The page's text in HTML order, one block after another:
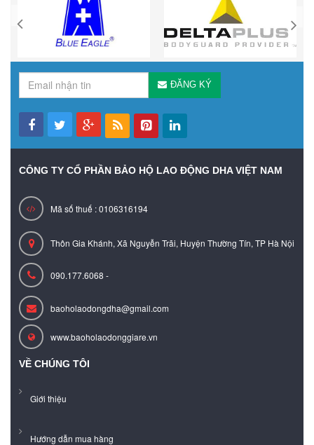
ĐĂNG KÝ
CÔNG TY CỔ PHẦN BẢO HỘ LAO ĐỘNG DHA VIỆT NAM
Mã số thuế : 0106316194
Thôn Gia Khánh, Xã Nguyễn Trãi, Huyện Thường Tín, TP Hà Nội
090.177.6068 -
baoholaodongdha@gmail.com
www.baoholaodonggiare.vn
VỀ CHÚNG TÔI
Giới thiệu
Hướng dẫn mua hàng